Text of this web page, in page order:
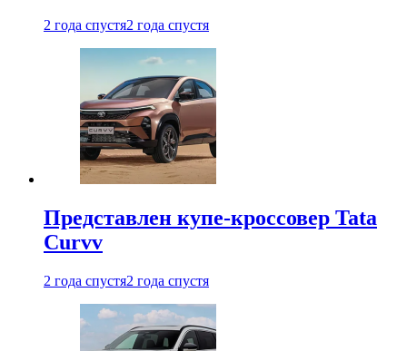
2 года спустя2 года спустя
Представлен купе-кроссовер Tata
Curvv
2 года спустя2 года спустя